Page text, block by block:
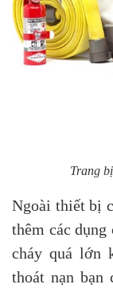
Trang
Ngoài thiết bị
thêm các dụng
cháy quá lớn
thoát nạn bạn